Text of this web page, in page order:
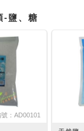
-鹽、糖
： AD00101